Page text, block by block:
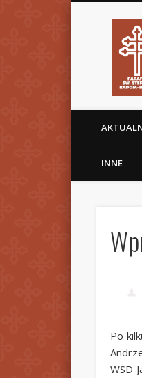
INNE
Po
WSD